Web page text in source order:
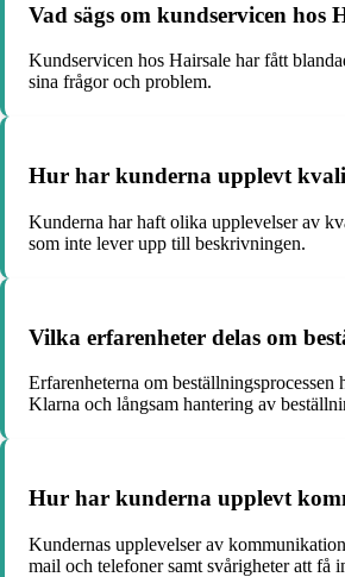
Vad sägs om kundservicen hos
Kundservicen hos Hairsale har fått
sina frågor och problem.
Hur har kunderna upplevt
Kunderna har haft olika upplevelser av
som inte lever upp till beskrivningen.
Vilka erfarenheter delas om
Erfarenheterna om
Klarna och långsam hantering av
Hur har kunderna upplevt
Kundernas upplevelser av
mail och telefoner samt svårigheter att få